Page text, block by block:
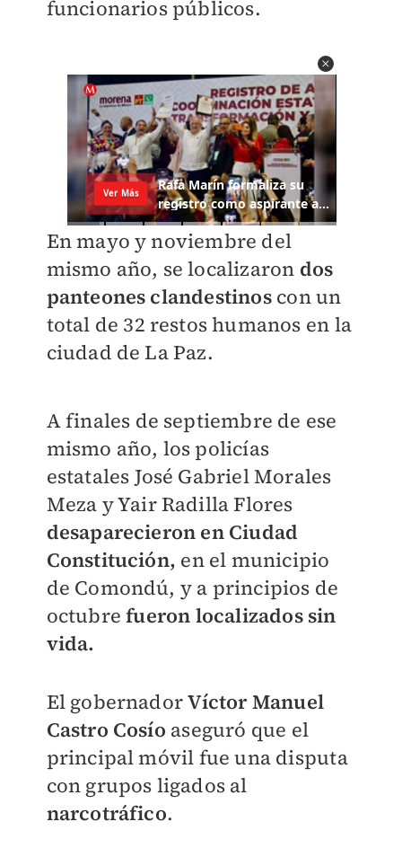
funcionarios públicos.
En mayo y noviembre del
mismo año, se localizaron dos
panteones clandestinos con un
total de 32 restos humanos en la
ciudad de La Paz.
A finales de septiembre de ese
mismo año, los policías
estatales José Gabriel Morales
Meza y Yair Radilla Flores
desaparecieron en Ciudad
Constitución, en el municipio
de Comondú, y a principios de
octubrefueron localizados sin
vida.
El gobernadorVíctor Manuel
Castro Cosío aseguró que el
principal móvil fue una disputa
con grupos ligados al
narcotráfico.